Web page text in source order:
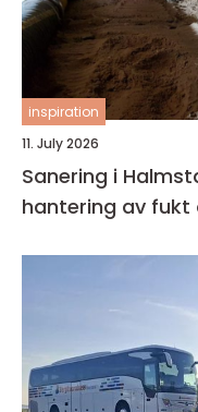
inspiration
11. July 2026
Sanering i
hantering av fukt